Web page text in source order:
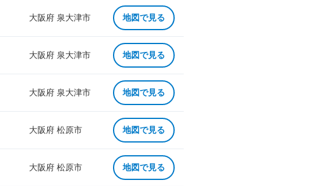
大阪府 泉大津市 地図で見る
大阪府 泉大津市 地図で見る
大阪府 泉大津市 地図で見る
大阪府 松原市 地図で見る
大阪府 松原市 地図で見る